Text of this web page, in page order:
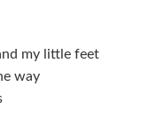
my little feet
way